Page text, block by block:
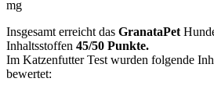
mg
Insgesamt erreicht das GranataPet
Inhaltsstoffen 45/50 Punkte.
Im Katzenfutter Test wurden folgende
bewertet: